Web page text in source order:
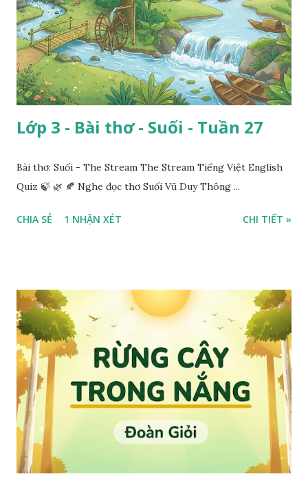
Lớp 3 - Bài thơ - Suối - Tuần 27
Bài thơ: Suối - The Stream The Stream Tiếng Việt English
Quiz 🍃 🌿 🍂 Nghe đọc thơ Suối Vũ Duy Thông ...
CHIA SẺ 1 NHẬN XÉT CHI TIẾT »